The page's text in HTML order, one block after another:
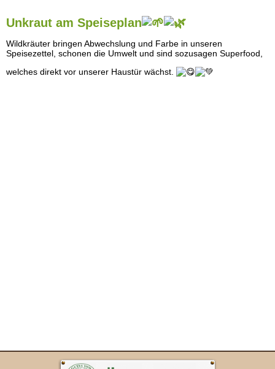
Unkraut am Speiseplan
Wildkräuter bringen Abwechslung und Farbe in unseren
Speisezettel, schonen die Umwelt und sind sozusagen Superfood,
welches direkt vor unserer Haustür wächst.